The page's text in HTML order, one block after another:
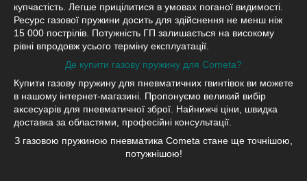
купчастість. Легше прицілитися в умовах поганої видимості.
Ресурс газової пружини досить для здійснення не менш ніж
15 000 пострілів. Потужність ГП залишається на високому
рівні впродовж усього терміну експлуатації.
Де купити газову пружину для Cometa?
Купити газову пружину для пневматичних гвинтівок ви можете
в нашому інтернет-магазині. Пропонуємо великий вибір
аксесуарів для пневматичної зброї. Найнижчі ціни, швидка
доставка за областями, професійні консультації.
З газовою пружиною пневматика Cometa стане ще точнішою,
потужнішою!